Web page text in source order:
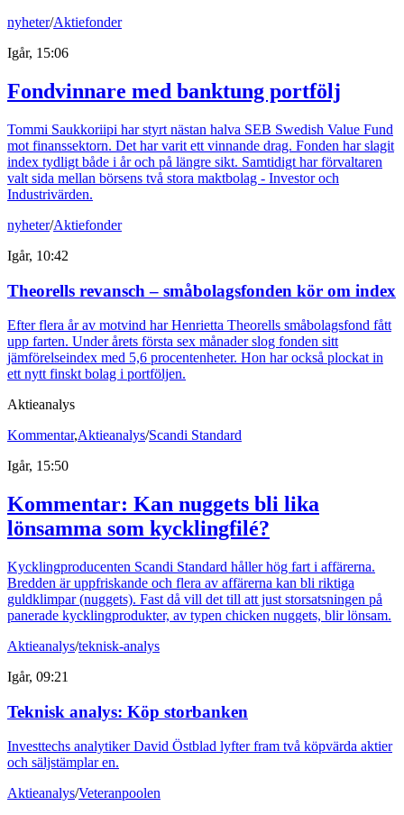
nyheter/Aktiefonder
Igår, 15:06
Fondvinnare med banktung portfölj
Tommi Saukkoriipi har styrt nästan halva SEB Swedish Value Fund
mot finanssektorn. Det har varit ett vinnande drag. Fonden har slagit
index tydligt både i år och på längre sikt. Samtidigt har förvaltaren
valt sida mellan börsens två stora maktbolag - Investor och
Industrivärden.
nyheter/Aktiefonder
Igår, 10:42
Theorells revansch – småbolagsfonden kör om index
Efter flera år av motvind har Henrietta Theorells småbolagsfond fått
upp farten. Under årets första sex månader slog fonden sitt
jämförelseindex med 5,6 procentenheter. Hon har också plockat in
ett nytt finskt bolag i portföljen.
Aktieanalys
Kommentar,Aktieanalys/Scandi Standard
Igår, 15:50
Kommentar: Kan nuggets bli lika
lönsamma som kycklingfilé?
Kycklingproducenten Scandi Standard håller hög fart i affärerna.
Bredden är uppfriskande och flera av affärerna kan bli riktiga
guldklimpar (nuggets). Fast då vill det till att just storsatsningen på
panerade kycklingprodukter, av typen chicken nuggets, blir lönsam.
Aktieanalys/teknisk-analys
Igår, 09:21
Teknisk analys: Köp storbanken
Investtechs analytiker David Östblad lyfter fram två köpvärda aktier
och säljstämplar en.
Aktieanalys/Veteranpoolen